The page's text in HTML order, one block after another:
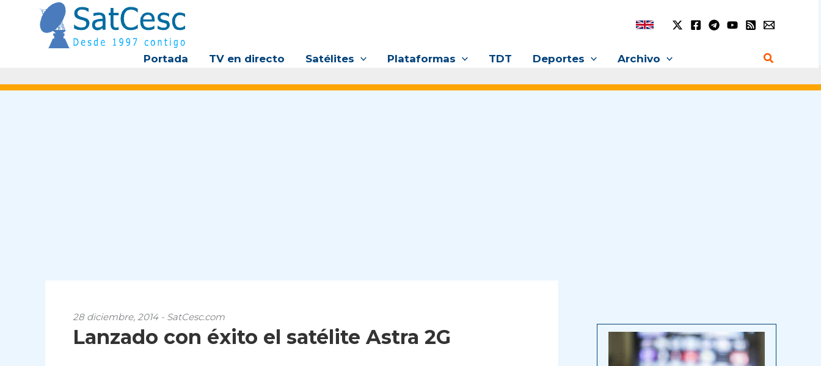
contenido
Portada TV en directo Satélites Plataformas TDT Deportes Archivo Buscar
28 diciembre, 2014 - SatCesc.com
Lanzado con éxito el satélite Astra 2G